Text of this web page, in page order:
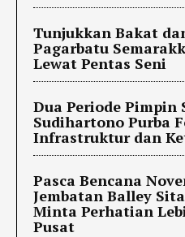
Tunjukkan Bakat
Pagarbatu
Lewat Pentas Seni
Dua Periode Pimpin
Sudihartono Purba
Infrastruktur dan
Pasca Bencana
Jembatan Balley
Minta Perhatian
Pusat